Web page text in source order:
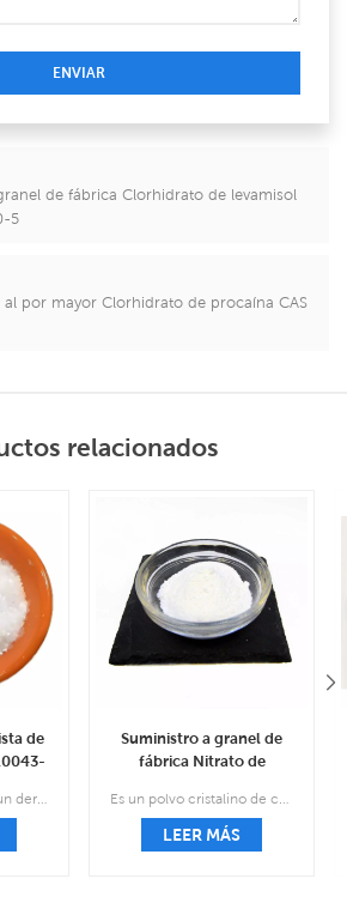
ENVIAR
de fábrica Clorhidrato de levamisol
5
al por mayor Clorhidrato de procaína CAS
relacionados
de
Suministro a granel de
fábrica Nitrato de
87-7
LEER MÁS